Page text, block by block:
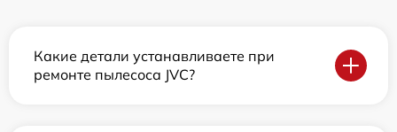
Какие детали устанавливаете при
ремонте пылесоса JVC?